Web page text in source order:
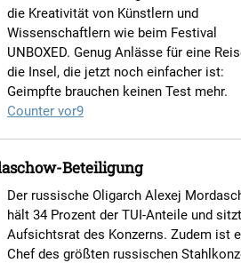
die Kreativität von Künstlern und
Wissenschaftlern wie beim Festival
UNBOXED. Genug Anlässe für eine
die Insel, die jetzt noch einfacher ist:
Geimpfte brauchen keinen Test mehr.
Counter vor9
Beteiligung
Der russische Oligarch Alexej
hält 34 Prozent der TUI-Anteile und
Aufsichtsrat des Konzerns. Zudem ist
Chef des größten russischen